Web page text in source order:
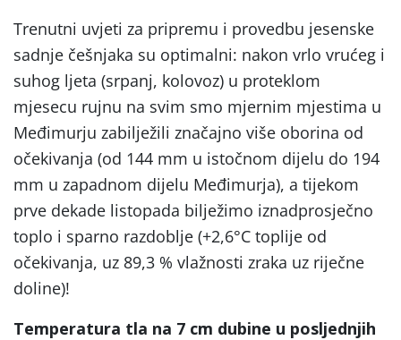
Trenutni uvjeti za pripremu i provedbu jesenske
sadnje češnjaka su optimalni: nakon vrlo vrućeg i
suhog ljeta (srpanj, kolovoz) u proteklom
mjesecu rujnu na svim smo mjernim mjestima u
Međimurju zabilježili značajno više oborina od
očekivanja (od 144 mm u istočnom dijelu do 194
mm u zapadnom dijelu Međimurja), a tijekom
prve dekade listopada bilježimo iznadprosječno
toplo i sparno razdoblje (+2,6°C toplije od
očekivanja, uz 89,3 % vlažnosti zraka uz riječne
doline)!
Temperatura tla na 7 cm dubine u posljednjih